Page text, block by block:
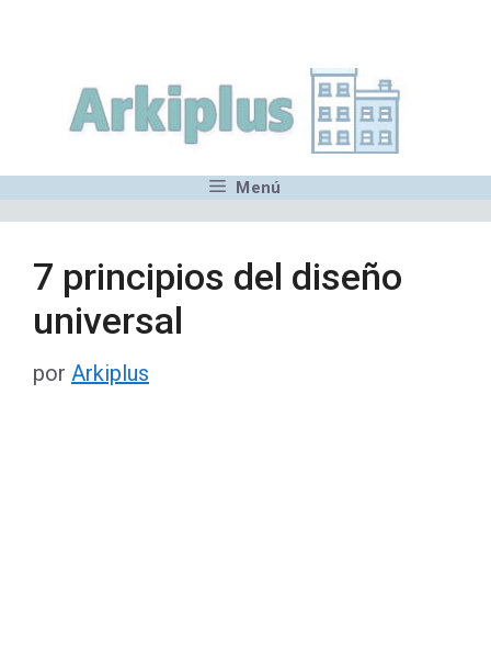
contenido
Menú
7 principios del diseño
universal
por Arkiplus